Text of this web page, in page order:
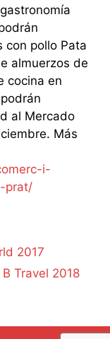
con pollo Pata
almuerzos de
cocina en
al Mercado
Más
i-
prat/
2017
Travel 2018